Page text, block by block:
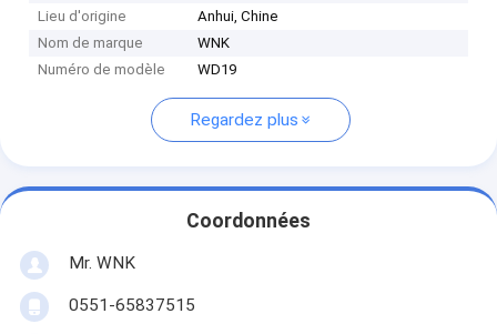
Lieu d'origine
Anhui, Chine
Nom de marque
WNK
Numéro de modèle
WD19
Regardez plus
Coordonnées
Mr. WNK
0551-65837515